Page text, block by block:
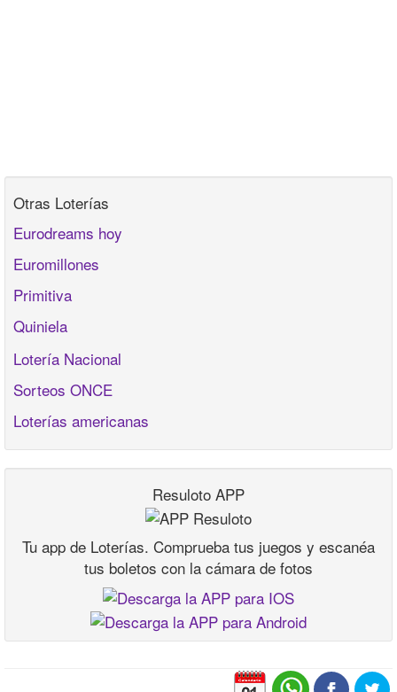
Otras Loterías
Eurodreams hoy
Euromillones
Primitiva
Quiniela
Lotería Nacional
Sorteos ONCE
Loterías americanas
Resuloto APP
Tu app de Loterías. Comprueba tus juegos y escanéa
tus boletos con la cámara de fotos